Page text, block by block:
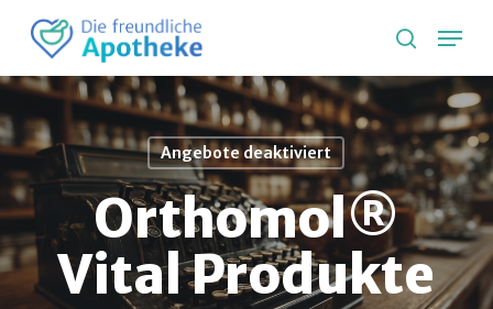
main
content
search
Angebote deaktiviert
Orthomol®
Vital Produkte